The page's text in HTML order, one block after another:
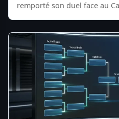
remporté son duel face au